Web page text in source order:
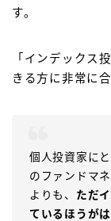
す。
「インデックス投
きる方に非常に
個人投資家に
のファンドマ
よりも、 ただ
ているほうが